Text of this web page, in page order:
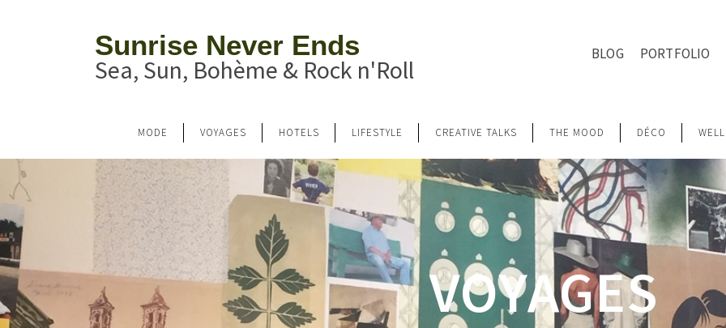
Sunrise Never Ends
Sea, Sun, Bohème & Rock n'Roll
BLOG PORTFOLIO
MODE VOYAGES HOTELS LIFESTYLE CREATIVE TALKS THE MOOD DÉCO
VOYAGES